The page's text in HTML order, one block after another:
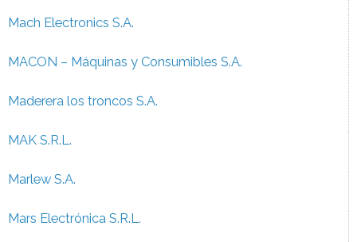
Mach Electronics S.A.
MACON – Máquinas y Consumibles S.A.
Maderera los troncos S.A.
MAK S.R.L.
Marlew S.A.
Mars Electrónica S.R.L.